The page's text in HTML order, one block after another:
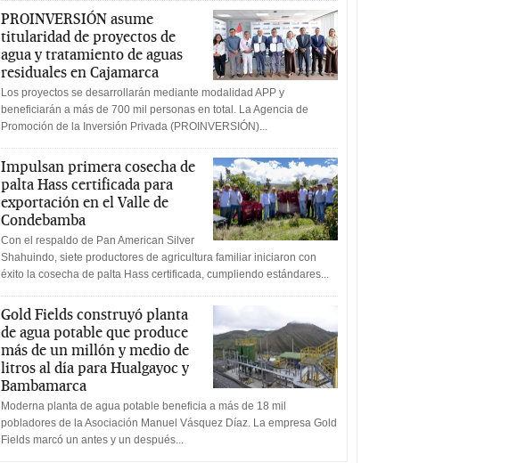
PROINVERSIÓN asume
titularidad de proyectos de
agua y tratamiento de aguas
residuales en Cajamarca
Los proyectos se desarrollarán mediante modalidad APP y
beneficiarán a más de 700 mil personas en total. La Agencia de
Promoción de la Inversión Privada (PROINVERSIÓN)...
Impulsan primera cosecha de
palta Hass certificada para
exportación en el Valle de
Condebamba
Con el respaldo de Pan American Silver
Shahuindo, siete productores de agricultura familiar iniciaron con
éxito la cosecha de palta Hass certificada, cumpliendo estándares...
Gold Fields construyó planta
de agua potable que produce
más de un millón y medio de
litros al día para Hualgayoc y
Bambamarca
Moderna planta de agua potable beneficia a más de 18 mil
pobladores de la Asociación Manuel Vásquez Díaz. La empresa Gold
Fields marcó un antes y un después...